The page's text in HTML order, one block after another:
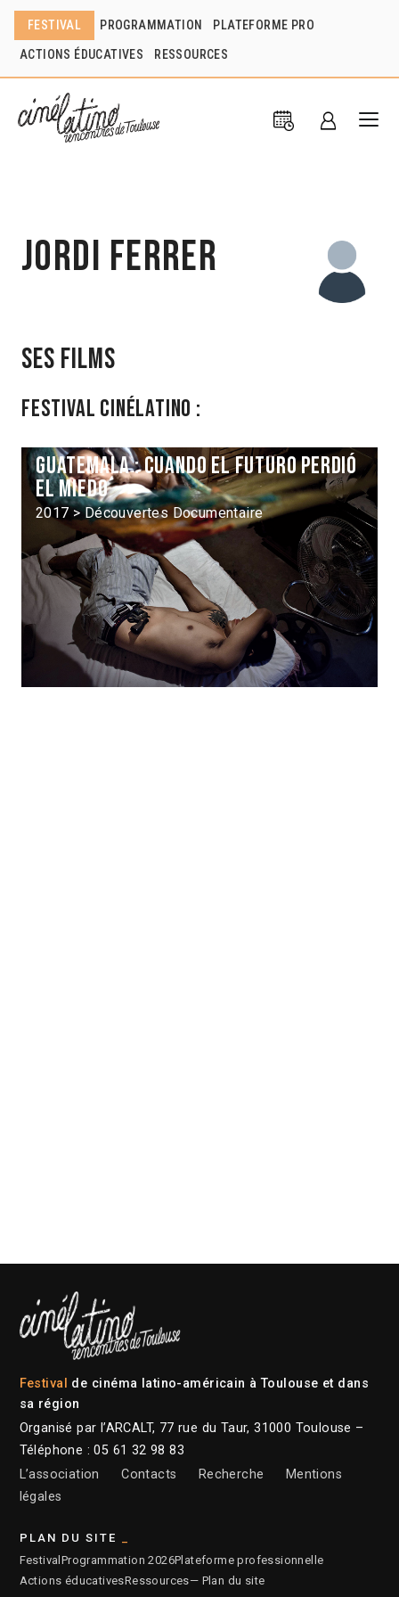
FESTIVAL PROGRAMMATION PLATEFORME PRO
ACTIONS ÉDUCATIVES RESSOURCES
Jordi Ferrer
Ses films
Festival Cinélatino :
Guatemala : cuando el futuro perdió
el miedo
2017 > Découvertes Documentaire
Festival de cinéma latino-américain à Toulouse et dans
sa région
Organisé par l’ARCALT, 77 rue du Taur, 31000 Toulouse –
Téléphone : 05 61 32 98 83
L’association
Contacts Recherche
Mentions
légales
PLAN DU SITE
Festival Programmation 2026Plateforme professionnelle
Actions éducativesRessources— Plan du site